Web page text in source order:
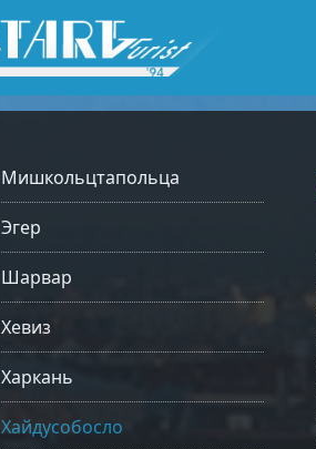
Мишкольцтапольца
Эгер
Шарвар
Хевиз
Харкань
Хайдусобосло